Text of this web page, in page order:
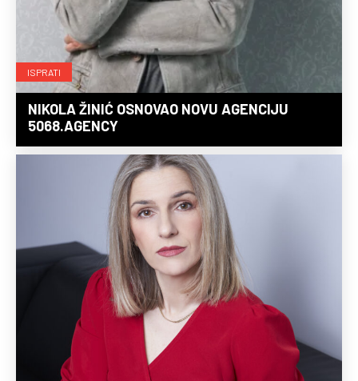
ISPRATI
NIKOLA ŽINIĆ OSNOVAO NOVU AGENCIJU
5068.AGENCY